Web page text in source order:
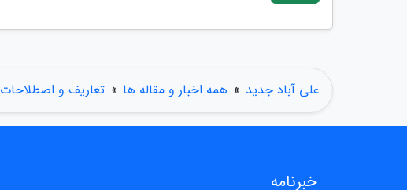
علی آباد جدید » همه اخبار و مقاله ها » تعاریف و اصطلاحات
خبرنامه